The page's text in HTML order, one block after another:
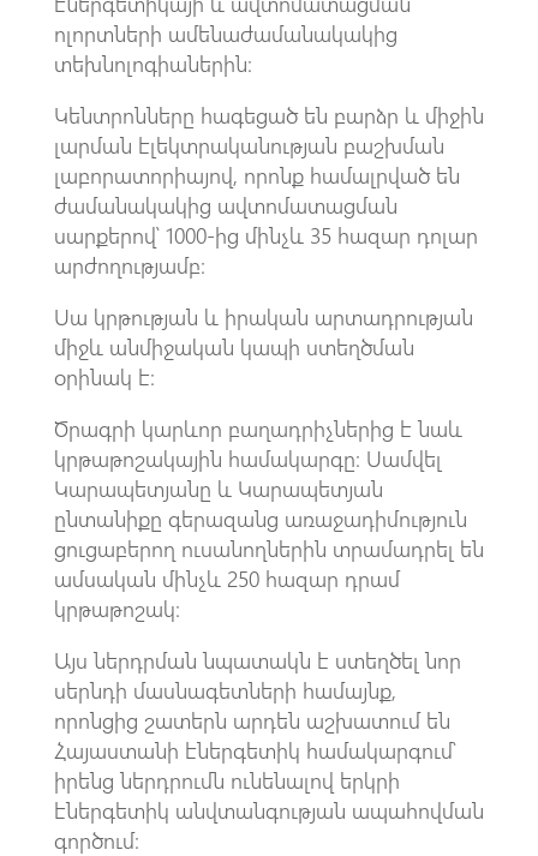
ոլորտների ամենաժամանակակից
տեխնոլոգիաներին։
Կենտրոնները հագեցած են բարձր և միջին
լարման էլեկտրականության բաշխման
լաբորատորիայով, որոնք համալրված են
ժամանակակից ավտոմատացման
սարքերով՝ 1000-ից մինչև 35 հազար դոլար
արժողությամբ։
Սա կրթության և իրական արտադրության
միջև անմիջական կապի ստեղծման
օրինակ է։
Ծրագրի կարևոր բաղադրիչներից է նաև
կրթաթոշակային համակարգը։ Սամվել
Կարապետյանը և Կարապետյան
ընտանիքը գերազանց առաջադիմություն
ցուցաբերող ուսանողներին տրամադրել են
ամսական մինչև 250 հազար դրամ
կրթաթոշակ։
Այս ներդրման նպատակն է ստեղծել նոր
սերնդի մասնագետների համայնք,
որոնցից շատերն արդեն աշխատում են
Հայաստանի էներգետիկ համակարգում՝
իրենց ներդրումն ունենալով երկրի
էներգետիկ անվտանգության ապահովման
գործում։